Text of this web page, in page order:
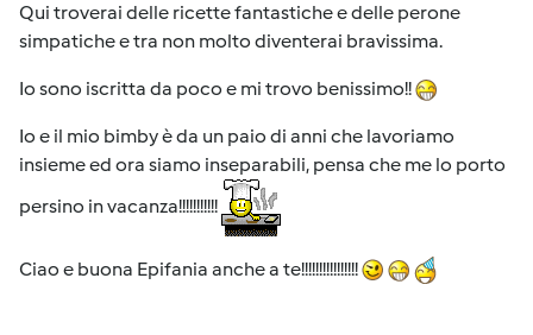
Qui troverai delle ricette fantastiche e delle perone
simpatiche e tra non molto diventerai bravissima.
Io sono iscritta da poco e mi trovo benissimo!!
Io e il mio bimby è da un paio di anni che lavoriamo
insieme ed ora siamo inseparabili, pensa che me lo porto
persino in vacanza!!!!!!!!!!!
Ciao e buona Epifania anche a te!!!!!!!!!!!!!!!!